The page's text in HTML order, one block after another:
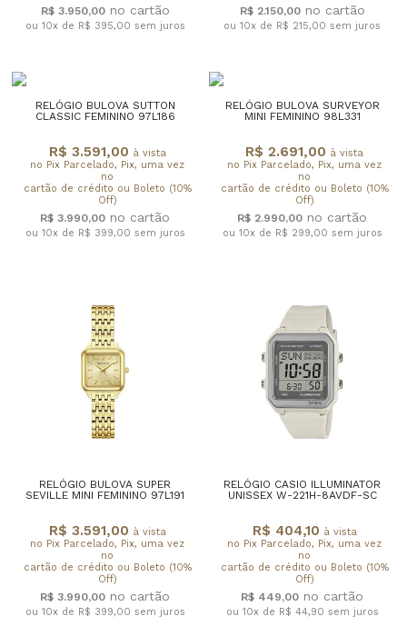
R$ 3.950,00
ou 10x de R$ 395,00 sem juros
R$ 2.150,00
ou 10x de R$ 215,00 sem juros
RELÓGIO BULOVA SUTTON
CLASSIC FEMININO 97L186
R$ 3.591,00 à vista
no Pix Parcelado, Pix, uma vez
no
cartão de crédito ou Boleto (10%
Off)
R$ 3.990,00
ou 10x de R$ 399,00 sem juros
RELÓGIO BULOVA SURVEYOR
MINI FEMININO 98L331
R$ 2.691,00 à vista
no Pix Parcelado, Pix, uma vez
no
cartão de crédito ou Boleto (10%
Off)
R$ 2.990,00
ou 10x de R$ 299,00 sem juros
RELÓGIO BULOVA SUPER
SEVILLE MINI FEMININO 97L191
R$ 3.591,00 à vista
no Pix Parcelado, Pix, uma vez
no
cartão de crédito ou Boleto (10%
Off)
R$ 3.990,00
ou 10x de R$ 399,00 sem juros
RELÓGIO CASIO ILLUMINATOR
UNISSEX W-221H-8AVDF-SC
R$ 404,10 à vista
no Pix Parcelado, Pix, uma vez
no
cartão de crédito ou Boleto (10%
Off)
R$ 449,00
ou 10x de R$ 44,90 sem juros